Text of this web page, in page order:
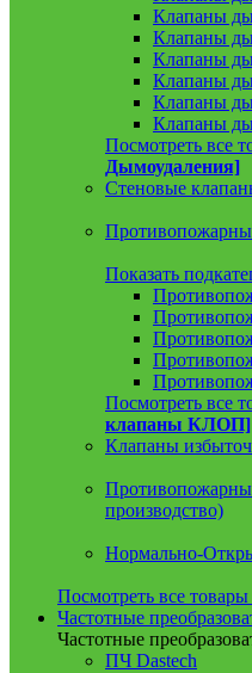
Клапаны
Клапаны
Клапаны
Клапаны
Клапаны
Клапаны
Посмотреть все
Дымоудаления]
Стеновые
Показать
Посмотреть все
клапаны КЛОП]
Клапаны
производство)
Нормально-
Посмотреть все товары
Частотные
Частотные
ПЧ Dastech